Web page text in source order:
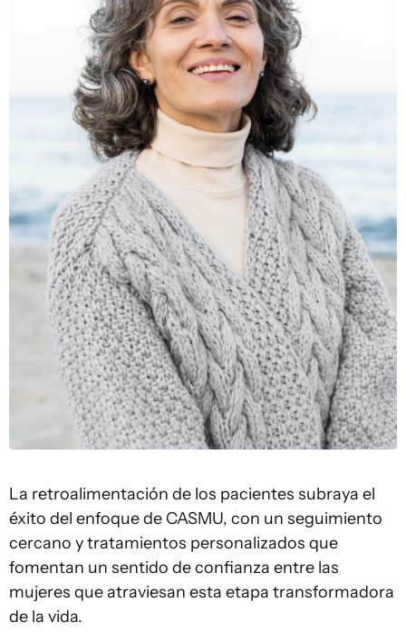
La retroalimentación de los pacientes subraya el
éxito del enfoque de CASMU, con un seguimiento
cercano y tratamientos personalizados que
fomentan un sentido de confianza entre las
mujeres que atraviesan esta etapa transformadora
de la vida.